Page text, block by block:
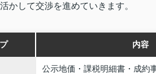
かして交渉を進めていきます。
内容
公示地価・課税明細書・成約